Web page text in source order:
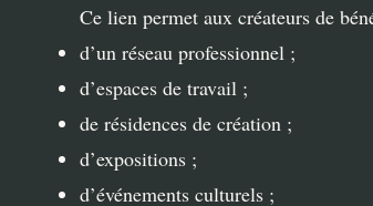
Ce lien permet aux créateurs de
d’un réseau professionnel ;
d’espaces de travail ;
de résidences de création ;
d’expositions ;
d’événements culturels ;